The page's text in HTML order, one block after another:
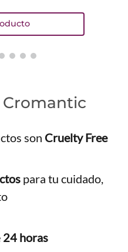
son Cruelty Free
para tu cuidado,
24 horas